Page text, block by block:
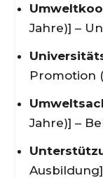
Jahre)] –
Promotion
Jahre)] –